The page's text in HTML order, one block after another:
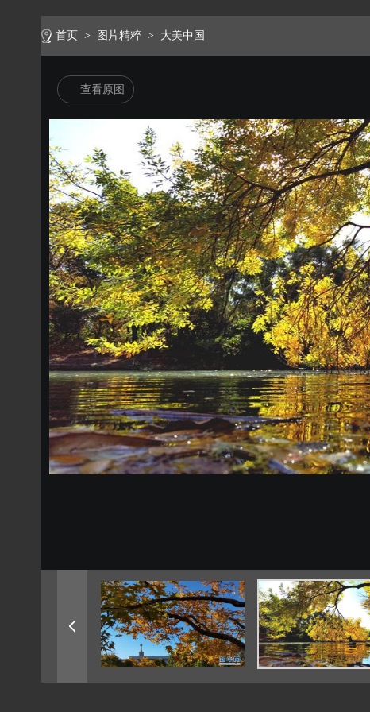
首页 > 图片精粹 > 大美中国
查看原图